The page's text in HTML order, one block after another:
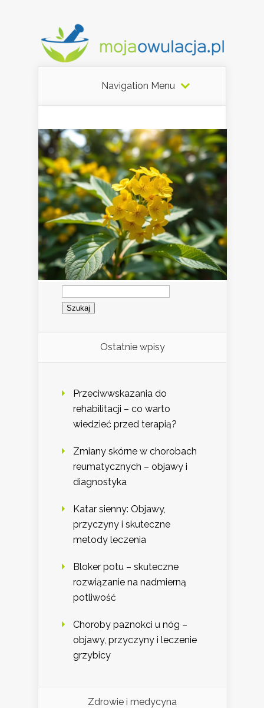
Navigation Menu
Szukaj:
Ostatnie wpisy
Przeciwwskazania do
rehabilitacji – co warto
wiedzieć przed terapią?
Zmiany skórne w chorobach
reumatycznych – objawy i
diagnostyka
Katar sienny: Objawy,
przyczyny i skuteczne
metody leczenia
Bloker potu – skuteczne
rozwiązanie na nadmierną
potliwość
Choroby paznokci u nóg –
objawy, przyczyny i leczenie
grzybicy
Zdrowie i medycyna